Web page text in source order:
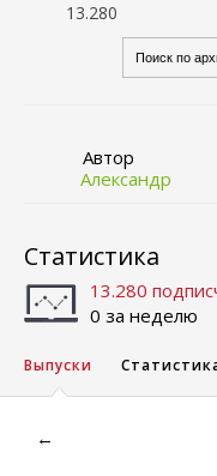
13.280
Автор
Александр
Статистика
13.280
0 за неделю
Выпуски
←